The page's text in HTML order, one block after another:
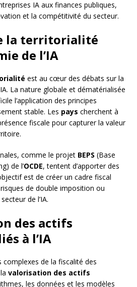
IA aux finances publiques,
et la compétitivité du secteur.
la territorialité
de l’IA
est au cœur des débats sur la
La nature globale et dématérialisée
l’application des principes
stable. Les pays cherchent à
fiscale pour capturer la valeur
comme le projet BEPS (Base
de l’OCDE, tentent d’apporter des
est de créer un cadre fiscal
de double imposition ou
de l’IA.
des actifs
à l’IA
complexes de la fiscalité des
valorisation des actifs
les données et les modèles